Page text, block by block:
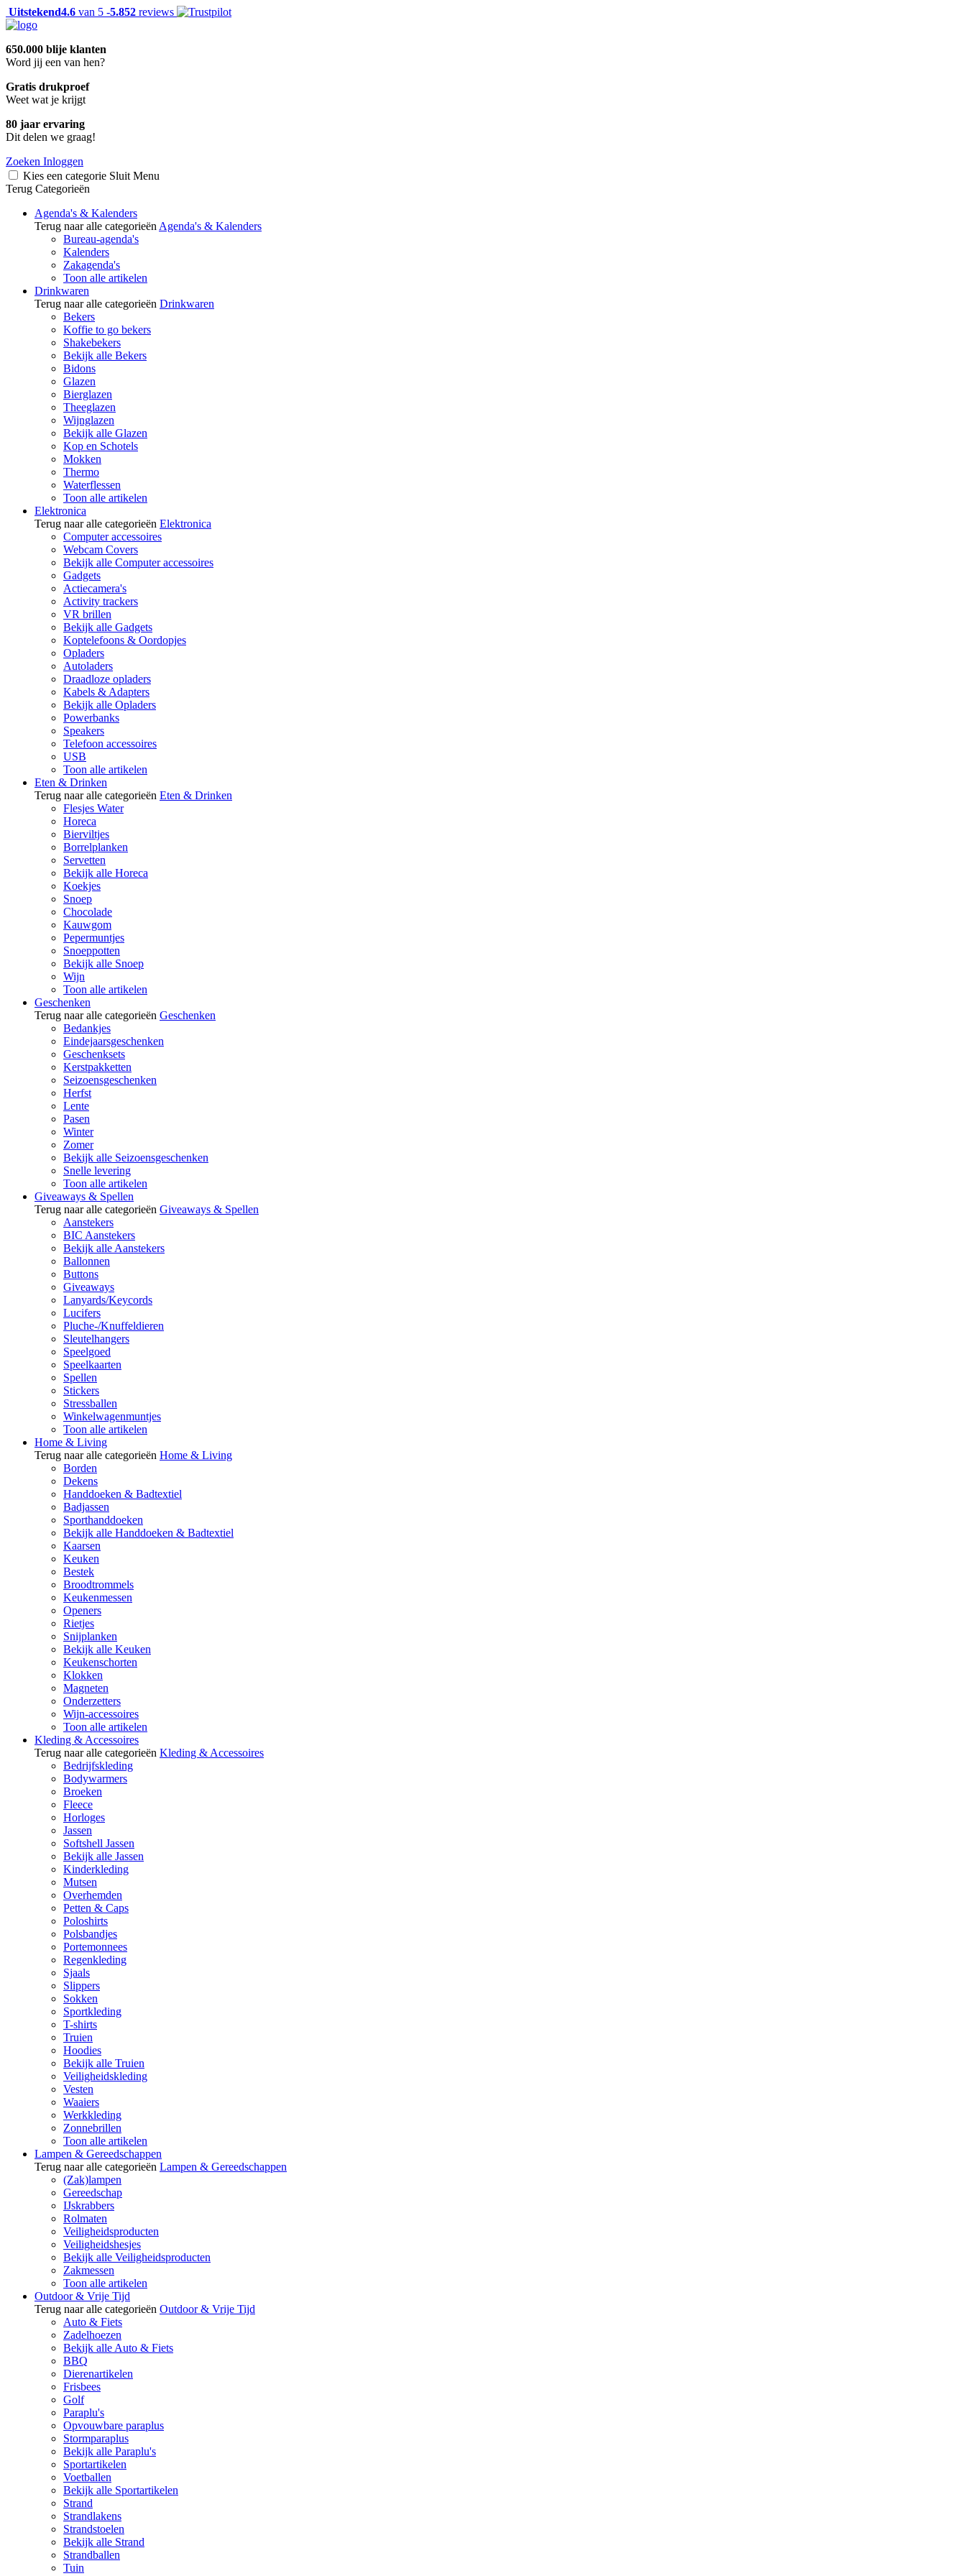
Uitstekend4.6 van 5 -5.852 reviews
650.000 blije klanten
Word jij een van hen?
Gratis drukproef
Weet wat je krijgt
80 jaar ervaring
Dit delen we graag!
Zoeken Inloggen
Kies een categorie Sluit Menu
Terug Categorieën
Agenda's & Kalenders
Terug naar alle categorieën Agenda's & Kalenders
Bureau-agenda's
Kalenders
Zakagenda's
Toon alle artikelen
Drinkwaren
Terug naar alle categorieën Drinkwaren
Bekers
Koffie to go bekers
Shakebekers
Bekijk alle Bekers
Bidons
Glazen
Bierglazen
Theeglazen
Wijnglazen
Bekijk alle Glazen
Kop en Schotels
Mokken
Thermo
Waterflessen
Toon alle artikelen
Elektronica
Terug naar alle categorieën Elektronica
Computer accessoires
Webcam Covers
Bekijk alle Computer accessoires
Gadgets
Actiecamera's
Activity trackers
VR brillen
Bekijk alle Gadgets
Koptelefoons & Oordopjes
Opladers
Autoladers
Draadloze opladers
Kabels & Adapters
Bekijk alle Opladers
Powerbanks
Speakers
Telefoon accessoires
USB
Toon alle artikelen
Eten & Drinken
Terug naar alle categorieën Eten & Drinken
Flesjes Water
Horeca
Bierviltjes
Borrelplanken
Servetten
Bekijk alle Horeca
Koekjes
Snoep
Chocolade
Kauwgom
Pepermuntjes
Snoeppotten
Bekijk alle Snoep
Wijn
Toon alle artikelen
Geschenken
Terug naar alle categorieën Geschenken
Bedankjes
Eindejaarsgeschenken
Geschenksets
Kerstpakketten
Seizoensgeschenken
Herfst
Lente
Pasen
Winter
Zomer
Bekijk alle Seizoensgeschenken
Snelle levering
Toon alle artikelen
Giveaways & Spellen
Terug naar alle categorieën Giveaways & Spellen
Aanstekers
BIC Aanstekers
Bekijk alle Aanstekers
Ballonnen
Buttons
Giveaways
Lanyards/Keycords
Lucifers
Pluche-/Knuffeldieren
Sleutelhangers
Speelgoed
Speelkaarten
Spellen
Stickers
Stressballen
Winkelwagenmuntjes
Toon alle artikelen
Home & Living
Terug naar alle categorieën Home & Living
Borden
Dekens
Handdoeken & Badtextiel
Badjassen
Sporthanddoeken
Bekijk alle Handdoeken & Badtextiel
Kaarsen
Keuken
Bestek
Broodtrommels
Keukenmessen
Openers
Rietjes
Snijplanken
Bekijk alle Keuken
Keukenschorten
Klokken
Magneten
Onderzetters
Wijn-accessoires
Toon alle artikelen
Kleding & Accessoires
Terug naar alle categorieën Kleding & Accessoires
Bedrijfskleding
Bodywarmers
Broeken
Fleece
Horloges
Jassen
Softshell Jassen
Bekijk alle Jassen
Kinderkleding
Mutsen
Overhemden
Petten & Caps
Poloshirts
Polsbandjes
Portemonnees
Regenkleding
Sjaals
Slippers
Sokken
Sportkleding
T-shirts
Truien
Hoodies
Bekijk alle Truien
Veiligheidskleding
Vesten
Waaiers
Werkkleding
Zonnebrillen
Toon alle artikelen
Lampen & Gereedschappen
Terug naar alle categorieën Lampen & Gereedschappen
(Zak)lampen
Gereedschap
IJskrabbers
Rolmaten
Veiligheidsproducten
Veiligheidshesjes
Bekijk alle Veiligheidsproducten
Zakmessen
Toon alle artikelen
Outdoor & Vrije Tijd
Terug naar alle categorieën Outdoor & Vrije Tijd
Auto & Fiets
Zadelhoezen
Bekijk alle Auto & Fiets
BBQ
Dierenartikelen
Frisbees
Golf
Paraplu's
Opvouwbare paraplus
Stormparaplus
Bekijk alle Paraplu's
Sportartikelen
Voetballen
Bekijk alle Sportartikelen
Strand
Strandlakens
Strandstoelen
Bekijk alle Strand
Strandballen
Tuin